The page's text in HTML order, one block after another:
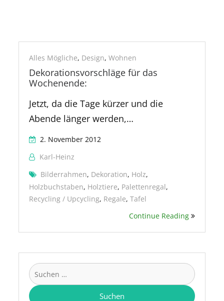
Tafel
Alles Mögliche, Design,Wohnen
Dekorationsvorschläge für das
Wochenende:
Jetzt, da die Tage kürzer und die
Abende länger werden,…
2. November 2012
Karl-Heinz
Bilderrahmen, Dekoration, Holz,
Holzbuchstaben, Holztiere, Palettenregal,
Recycling / Upcycling, Regale,Tafel
Continue Reading
Suchen
nach: